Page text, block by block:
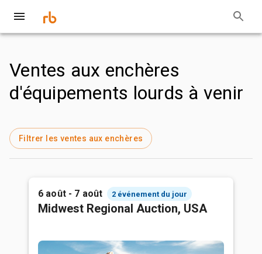
Ventes aux enchères
d'équipements lourds à venir
Filtrer les ventes aux enchères
6 août - 7 août 2 événement du jour
Midwest Regional Auction, USA